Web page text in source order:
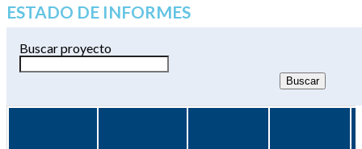
ESTADO DE INFORMES
Buscar proyecto